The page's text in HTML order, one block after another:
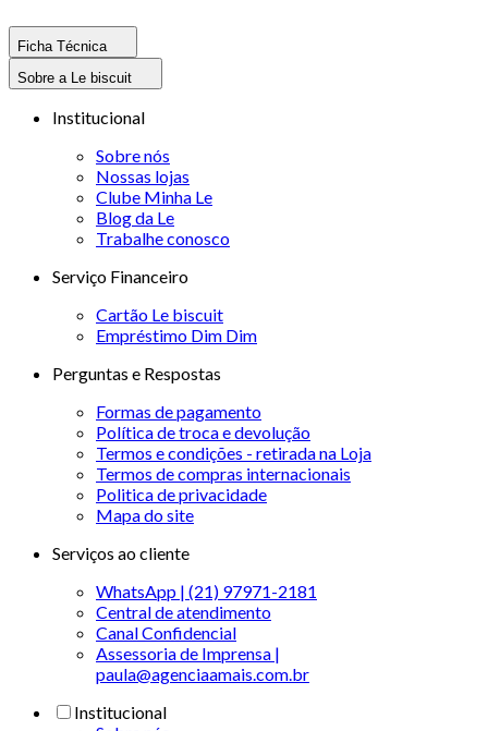
Ficha Técnica
Sobre a Le biscuit
Institucional
Sobre nós
Nossas lojas
Clube Minha Le
Blog da Le
Trabalhe conosco
Serviço Financeiro
Cartão Le biscuit
Empréstimo Dim Dim
Perguntas e Respostas
Formas de pagamento
Política de troca e devolução
Termos e condições - retirada na Loja
Termos de compras internacionais
Politica de privacidade
Mapa do site
Serviços ao cliente
WhatsApp | (21) 97971-2181
Central de atendimento
Canal Confidencial
Assessoria de Imprensa |
paula@agenciaamais.com.br
Institucional